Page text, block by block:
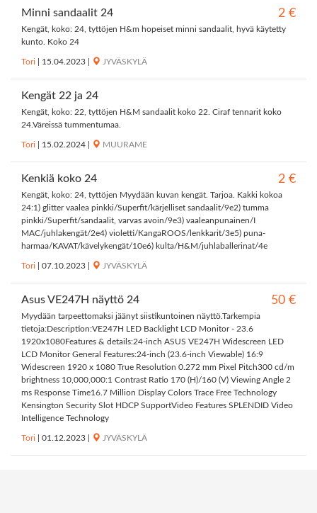
Minni sandaalit 24 2 €
Kengät, koko: 24, tyttöjen H&m hopeiset minni sandaalit, hyvä käytetty
kunto. Koko 24
Tori 15.04.2023 JYVÄSKYLÄ
Kengät 22 ja 24
Kengät, koko: 22, tyttöjen H&M sandaalit koko 22. Ciraf tennarit koko
24.Väreissä tummentumaa.
Tori 15.02.2024 MUURAME
Kenkiä koko 24 2 €
Kengät, koko: 24, tyttöjen Myydään kuvan kengät. Tarjoa. Kakki kokoa
24:1) glitter vaalea pinkki/Superfit/kärjelliset sandaalit/9e2) tumma
pinkki/Superfit/sandaalit, varvas avoin/9e3) vaaleanpunainen/I
MAC/juhlakengät/2e4) violetti/KangaROOS/lenkkarit/3e5) puna-
harmaa/KAVAT/kävelykengät/10e6) kulta/H&M/juhlaballerinat/4e
Tori 07.10.2023 JYVÄSKYLÄ
Asus VE247H näyttö 24 50 €
Myydään tarpeettomaksi jäänyt siistikuntoinen näyttö.Tarkempia
tietoja:Description:VE247H LED Backlight LCD Monitor - 23.6
1920x1080Features & details:24-inch ASUS VE247H Widescreen LED
LCD Monitor General Features:24-inch (23.6-inch Viewable) 16:9
Widescreen 1920 x 1080 True Resolution 0.272 mm Pixel Pitch300 cd/m
brightness 10,000,000:1 Contrast Ratio 170 (H)/160 (V) Viewing Angle 2
ms Response Time16.7 Million Display Colors Trace Free Technology
Kensington Security Slot HDCP SupportVideo Features SPLENDID Video
Intelligence Technology
Tori 01.12.2023 JYVÄSKYLÄ